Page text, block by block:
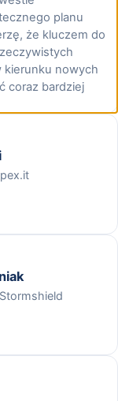
planu
że kluczem do
kierunku nowych
coraz bardziej